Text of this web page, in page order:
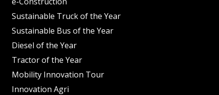
Sustainable Truck of the Year
Sustainable Bus of the Year
Diesel of the Year
Tractor of the Year
Mobility Innovation Tour
Innovation Agri